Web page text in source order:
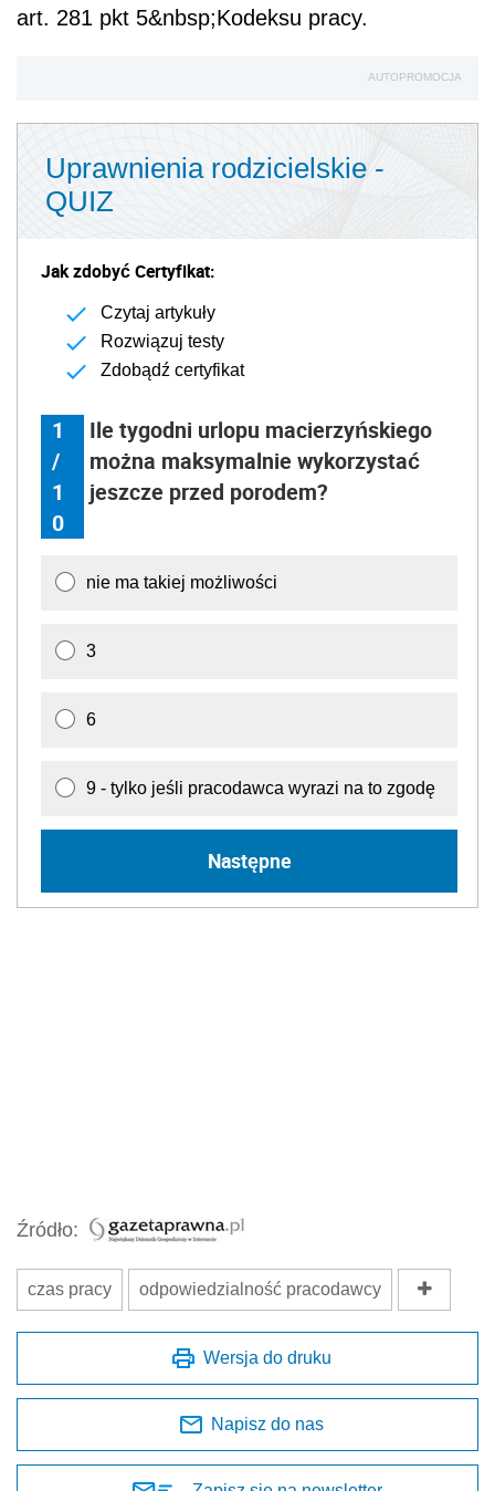
art. 281 pkt 5&nbsp;Kodeksu pracy.
AUTOPROMOCJA
Uprawnienia rodzicielskie -
QUIZ
Jak zdobyć Certyfikat:
Czytaj artykuły
Rozwiązuj testy
Zdobądź certyfikat
1
/
1
0
Ile tygodni urlopu macierzyńskiego
można maksymalnie wykorzystać
jeszcze przed porodem?
nie ma takiej możliwości
3
6
9 - tylko jeśli pracodawca wyrazi na to zgodę
Następne
Źródło:
czas pracy odpowiedzialność pracodawcy
Wersja do druku
Napisz do nas